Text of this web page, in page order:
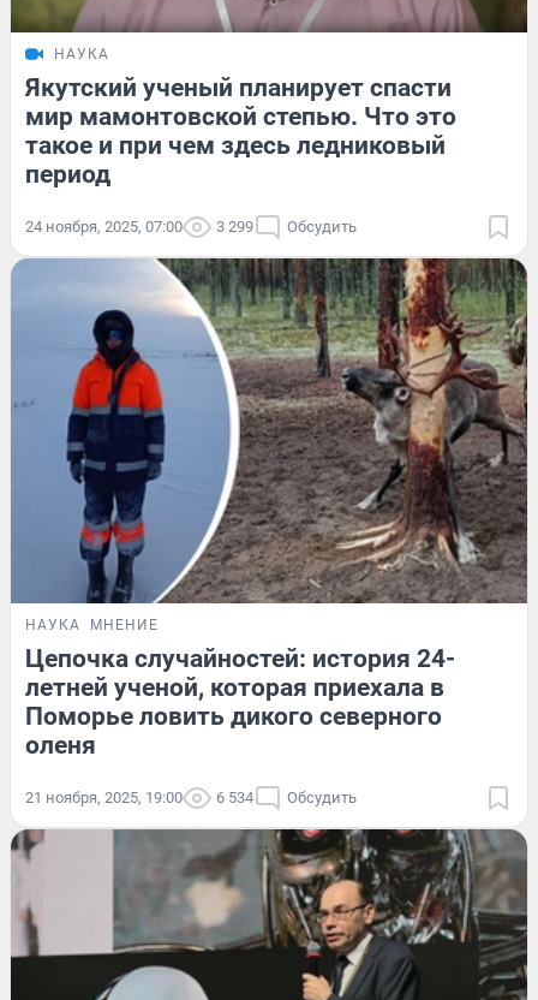
НАУКА
Якутский ученый планирует спасти
мир мамонтовской степью. Что это
такое и при чем здесь ледниковый
период
24 ноября, 2025, 07:00 3 299 Обсудить
НАУКА МНЕНИЕ
Цепочка случайностей: история 24-
летней ученой, которая приехала в
Поморье ловить дикого северного
оленя
21 ноября, 2025, 19:00 6 534 Обсудить